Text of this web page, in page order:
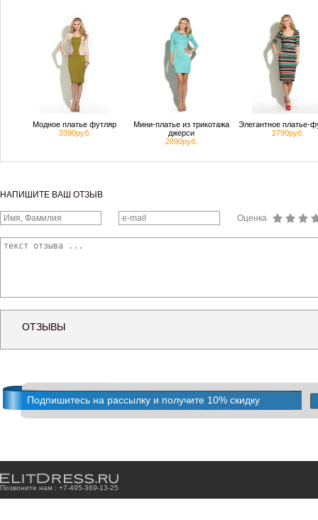
Модное платье футляр
3390руб.
Мини-платье из трикотажа
джерси
2890руб.
Элегантное платье-
2790руб.
НАПИШИТЕ ВАШ ОТЗЫВ
Оценка
ОТЗЫВЫ
Подпишитесь на рассылку и получите 10% скидку
Позвоните нам : +7-495-369-13-25